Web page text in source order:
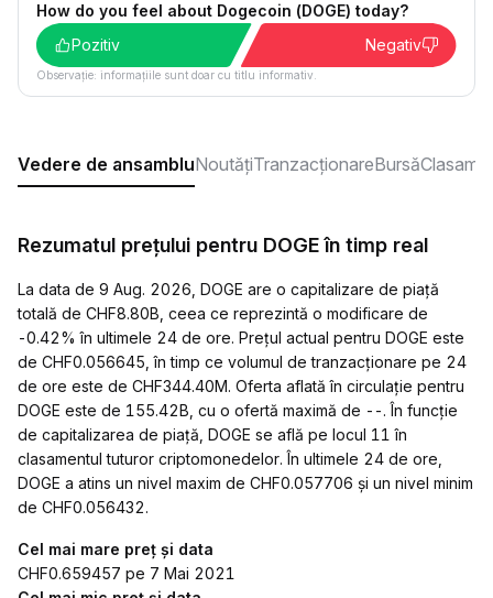
How do you feel about Dogecoin (DOGE) today?
Pozitiv
Negativ
Observație: informațiile sunt doar cu titlu informativ.
Vedere de ansambluNoutățiTranzacționareBursă
Rezumatul prețului pentru DOGE în timp real
La data de 9 Aug. 2026, DOGE are o capitalizare de piață
totală de CHF8.80B, ceea ce reprezintă o modificare de
-0.42% în ultimele 24 de ore. Prețul actual pentru DOGE este
de CHF0.056645, în timp ce volumul de tranzacționare pe 24
de ore este de CHF344.40M. Oferta aflată în circulație pentru
DOGE este de 155.42B, cu o ofertă maximă de --. În funcție
de capitalizarea de piață, DOGE se află pe locul 11 în
clasamentul tuturor criptomonedelor. În ultimele 24 de ore,
DOGE a atins un nivel maxim de CHF0.057706 și un nivel minim
de CHF0.056432.
Cel mai mare preț și data
CHF0.659457 pe 7 Mai 2021